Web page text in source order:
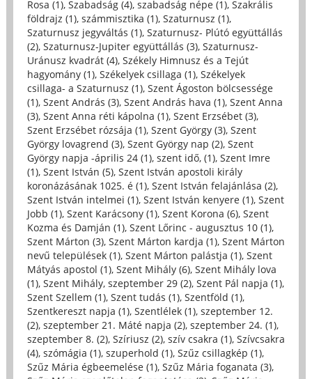
Rosa (1), Szabadság (4), szabadság népe (1), Szakrális
földrajz (1), számmisztika (1), Szaturnusz (1),
Szaturnusz jegyváltás (1), Szaturnusz- Plútó együttállás
(2), Szaturnusz-Jupiter együttállás (3), Szaturnusz-
Uránusz kvadrát (4), Székely Himnusz és a Tejút
hagyomány (1), Székelyek csillaga (1), Székelyek
csillaga- a Szaturnusz (1), Szent Ágoston bölcsessége
(1), Szent András (3), Szent András hava (1), Szent Anna
(3), Szent Anna réti kápolna (1), Szent Erzsébet (3),
Szent Erzsébet rózsája (1), Szent György (3), Szent
György lovagrend (3), Szent György nap (2), Szent
György napja -április 24 (1), szent idő, (1), Szent Imre
(1), Szent István (5), Szent István apostoli király
koronázásának 1025. é (1), Szent István felajánlása (2),
Szent István intelmei (1), Szent István kenyere (1), Szent
Jobb (1), Szent Karácsony (1), Szent Korona (6), Szent
Kozma és Damján (1), Szent Lőrinc - augusztus 10 (1),
Szent Márton (3), Szent Márton kardja (1), Szent Márton
nevű települések (1), Szent Márton palástja (1), Szent
Mátyás apostol (1), Szent Mihály (6), Szent Mihály lova
(1), Szent Mihály, szeptember 29 (2), Szent Pál napja (1),
Szent Szellem (1), Szent tudás (1), Szentföld (1),
Szentkereszt napja (1), Szentlélek (1), szeptember 12.
(2), szeptember 21. Máté napja (2), szeptember 24. (1),
szeptember 8. (2), Szíriusz (2), szív csakra (1), Szívcsakra
(4), szómágia (1), szuperhold (1), Szűz csillagkép (1),
Szűz Mária égbeemelése (1), Szűz Mária foganata (3),